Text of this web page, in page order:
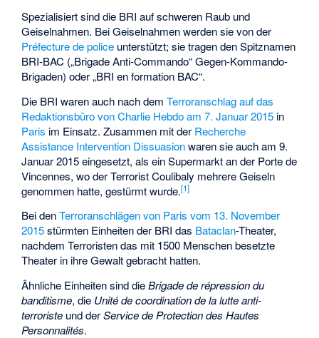
Spezialisiert sind die BRI auf schweren Raub und
Geiselnahmen. Bei Geiselnahmen werden sie von der
Préfecture de police unterstützt; sie tragen den Spitznamen
BRI-BAC („Brigade Anti-Commando“ Gegen-Kommando-
Brigaden) oder „BRI en formation BAC“.
Die BRI waren auch nach demTerroranschlag auf das
Redaktionsbüro von Charlie Hebdo am 7. Januar 2015 in
Paris im Einsatz. Zusammen mit der Recherche
Assistance Intervention Dissuasionwaren sie auch am 9.
Januar 2015 eingesetzt, als ein Supermarkt an der Porte de
Vincennes, wo der Terrorist Coulibaly mehrere Geiseln
genommen hatte, gestürmt wurde.[1]
Bei denTerroranschlägen von Paris vom 13. November
2015stürmten Einheiten der BRI das Bataclan-Theater,
nachdem Terroristen das mit 1500 Menschen besetzte
Theater in ihre Gewalt gebracht hatten.
Ähnliche Einheiten sind dieBrigade de répression du
banditisme, die Unité de coordination de la lutte anti-
terroriste und derService de Protection des Hautes
Personnalités.